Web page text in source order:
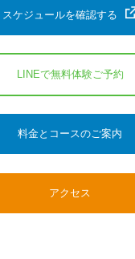
スケジュールを確認する
LINEで無料体験ご予約
料金とコースのご案内
アクセス